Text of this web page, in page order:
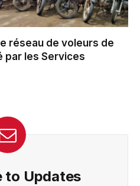
réseau de voleurs de
par les Services
to Updates